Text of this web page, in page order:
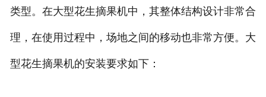
类型。在大型花生摘果机中，其整体结构设计非常合
理，在使用过程中，场地之间的移动也非常方便。大
型花生摘果机的安装要求如下：